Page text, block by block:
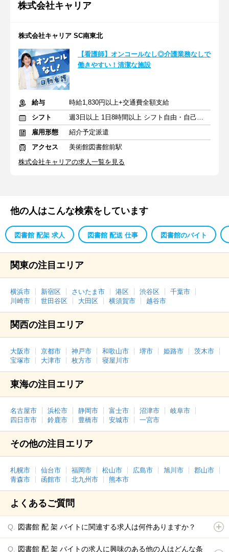
株式会社キャリア
株式会社キャリア SC南東北
【看護師】オンコールなし◎介護業務なしで
働きやすい！清潔な施設
給与
時給1,830円以上+交通費全額支給
シフト
週3日以上 1日8時間以上 シフト自由・自己申告
雇用形態
紹介予定派遣
アクセス
美術館図書館前駅
株式会社キャリアの求人一覧を見る
他の人はこんな検索をしています
図書館 配架 求人 図書館 配送 仕事 図書館のバイト
関東の注目エリア
横浜市 新宿区 さいたま市 港区 渋谷区
千葉市
川崎市
世田谷区 大田区 横須賀市 越谷市
関西の注目エリア
大阪市 京都市 神戸市 和歌山市 堺市 姫路市
茨木市
宝塚市
大津市 枚方市 寝屋川市
東海の注目エリア
名古屋市 浜松市 静岡市 富士市 沼津市
岐阜市
四日市市
鈴鹿市 豊橋市 安城市 一宮市
その他の注目エリア
札幌市 仙台市 福岡市 松山市 広島市 旭川市
郡山市
青森市
函館市 北九州市 熊本市
よくあるご質問
図書館 配 架 バイトに関連する求人は何件ありますか？
図書館 配 架 バイトの求人に興味のある他の人はどんな条